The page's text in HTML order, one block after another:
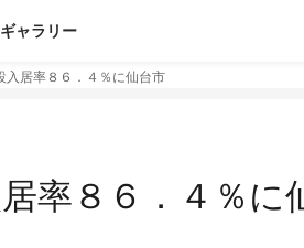
ギャラリー
入居率８６．４％に仙台市
率８６．４％に